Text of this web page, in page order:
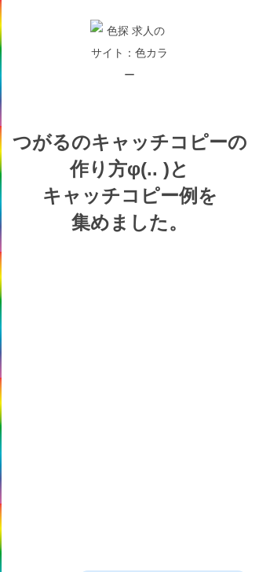
つがるのキャッチコピーの
作り方φ(.. )と
キャッチコピー例を
集めました。